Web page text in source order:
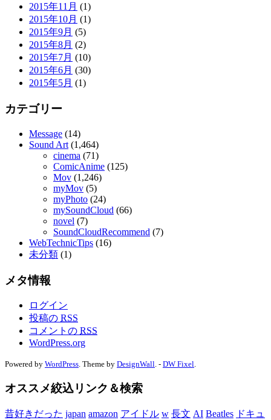
2015年11月 (1)
2015年10月 (1)
2015年9月 (5)
2015年8月 (2)
2015年7月 (10)
2015年6月 (30)
2015年5月 (1)
カテゴリー
Message (14)
Sound Art (1,464)
cinema (71)
ComicAnime (125)
Mov (1,246)
myMov (5)
myPhoto (24)
mySoundCloud (66)
novel (7)
SoundCloudRecommend (7)
WebTechnicTips (16)
未分類 (1)
メタ情報
ログイン
投稿の RSS
コメントの RSS
WordPress.org
Powered by WordPress. Theme by DesignWall. - DW Fixel.
オススメ絞込リンク＆検索
昔好きだった japan amazon アイドル w 長文 AI Beatles ドキュ